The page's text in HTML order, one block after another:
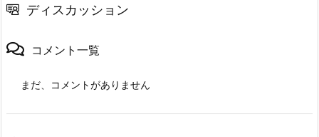
ディスカッション
コメント一覧
まだ、コメントがありません